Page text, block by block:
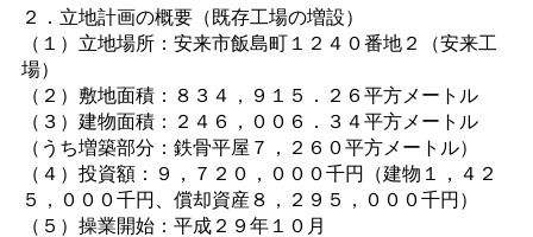
２．立地計画の概要（既存工場の増設）
（１）立地場所：安来市飯島町１２４０番地２（安来工
場）
（２）敷地面積：８３４，９１５．２６平方メートル
（３）建物面積：２４６，００６．３４平方メートル
（うち増築部分：鉄骨平屋７，２６０平方メートル）
（４）投資額：９，７２０，０００千円（建物１，４２
５，０００千円、償却資産８，２９５，０００千円）
（５）操業開始：平成２９年１０月